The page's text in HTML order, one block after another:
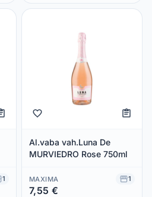
1
Al.vaba vah.Luna De
MURVIEDRO Rose 750ml
MAXIMA 1
7,55 €